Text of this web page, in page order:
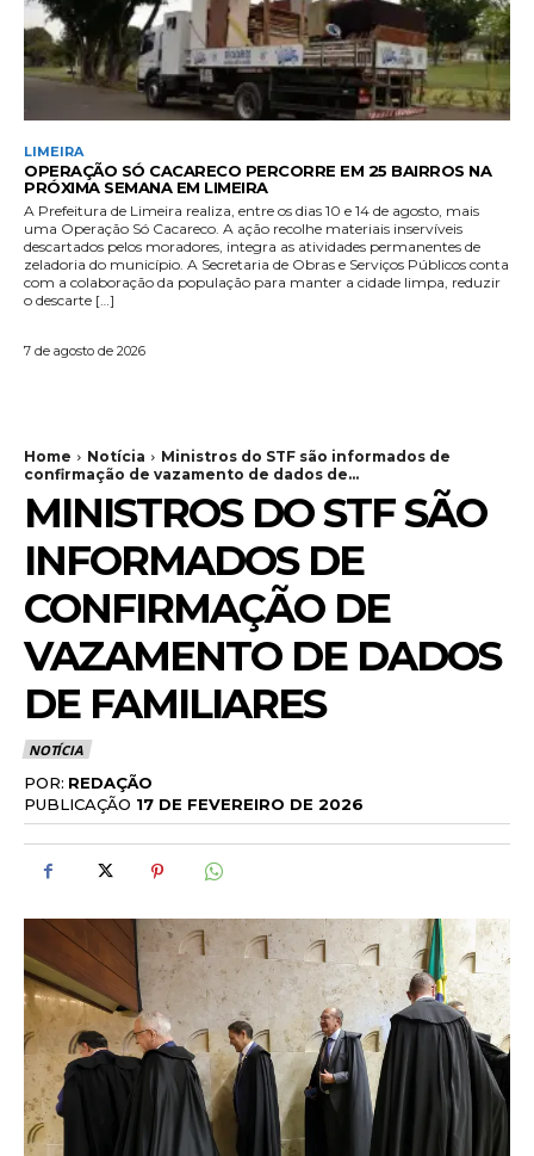
LIMEIRA
OPERAÇÃO SÓ CACARECO PERCORRE EM 25 BAIRROS NA
PRÓXIMA SEMANA EM LIMEIRA
A Prefeitura de Limeira realiza, entre os dias 10 e 14 de agosto, mais
uma Operação Só Cacareco. A ação recolhe materiais inservíveis
descartados pelos moradores, integra as atividades permanentes de
zeladoria do município. A Secretaria de Obras e Serviços Públicos conta
com a colaboração da população para manter a cidade limpa, reduzir
o descarte […]
7 de agosto de 2026